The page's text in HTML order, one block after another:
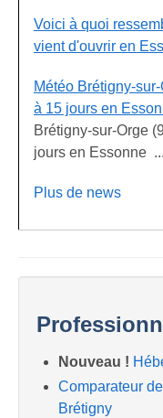
Voici à quoi
vient d'ouvrir en
Météo Brétigny-
à 15 jours en
Brétigny-sur-Orge
jours en Essonne
Plus de news
Nouveau !
Comparateur
Brétigny